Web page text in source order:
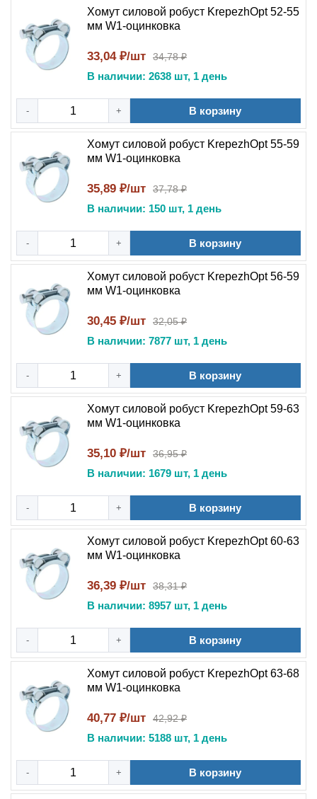
Хомут силовой робуст KrepezhOpt 52-55
мм W1-оцинковка
33,04 ₽/шт 34,78 ₽
В наличии: 2638 шт, 1 день
- + В корзину
Хомут силовой робуст KrepezhOpt 55-59
мм W1-оцинковка
35,89 ₽/шт 37,78 ₽
В наличии: 150 шт, 1 день
- + В корзину
Хомут силовой робуст KrepezhOpt 56-59
мм W1-оцинковка
30,45 ₽/шт 32,05 ₽
В наличии: 7877 шт, 1 день
- + В корзину
Хомут силовой робуст KrepezhOpt 59-63
мм W1-оцинковка
35,10 ₽/шт 36,95 ₽
В наличии: 1679 шт, 1 день
- + В корзину
Хомут силовой робуст KrepezhOpt 60-63
мм W1-оцинковка
36,39 ₽/шт 38,31 ₽
В наличии: 8957 шт, 1 день
- + В корзину
Хомут силовой робуст KrepezhOpt 63-68
мм W1-оцинковка
40,77 ₽/шт 42,92 ₽
В наличии: 5188 шт, 1 день
- + В корзину